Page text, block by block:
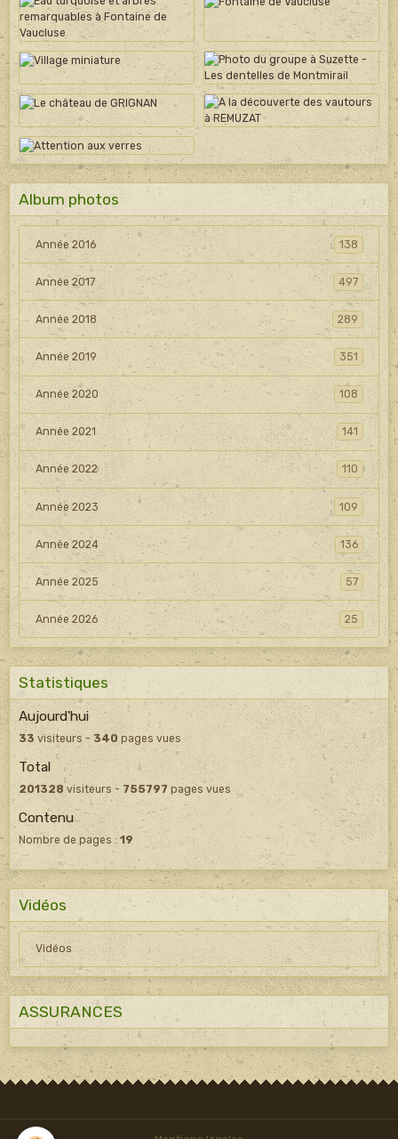
Album photos
Année 2016 138
Année 2017 497
Année 2018 289
Année 2019 351
Année 2020 108
Année 2021 141
Année 2022 110
Année 2023 109
Année 2024 136
Année 2025 57
Année 2026 25
Statistiques
Aujourd'hui
33 visiteurs - 340 pages vues
Total
201328visiteurs - 755797 pages vues
Contenu
Nombre de pages : 19
Vidéos
Vidéos
ASSURANCES